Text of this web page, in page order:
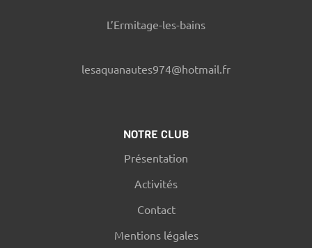
L’Ermitage-les-bains
lesaquanautes974@hotmail.fr
NOTRE CLUB
Présentation
Activités
Contact
Mentions légales